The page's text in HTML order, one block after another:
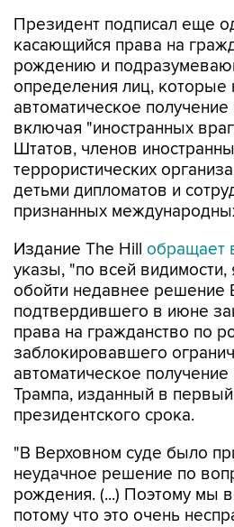
Президент подписал еще
касающийся права на
рождению и
определения лиц, которые
автоматическое
включая "иностранных
Штатов, членов
террористических
детьми дипломатов и
признанных
Издание The Hill обращает
указы, "по всей
обойти недавнее решение
подтвердившего в июне
права на гражданство по
заблокировавшего
автоматическое
Трампа, изданный в
президентского срока.
"В Верховном суде было
неудачное решение по
рождения. (...) Поэтому мы
потому что это очень